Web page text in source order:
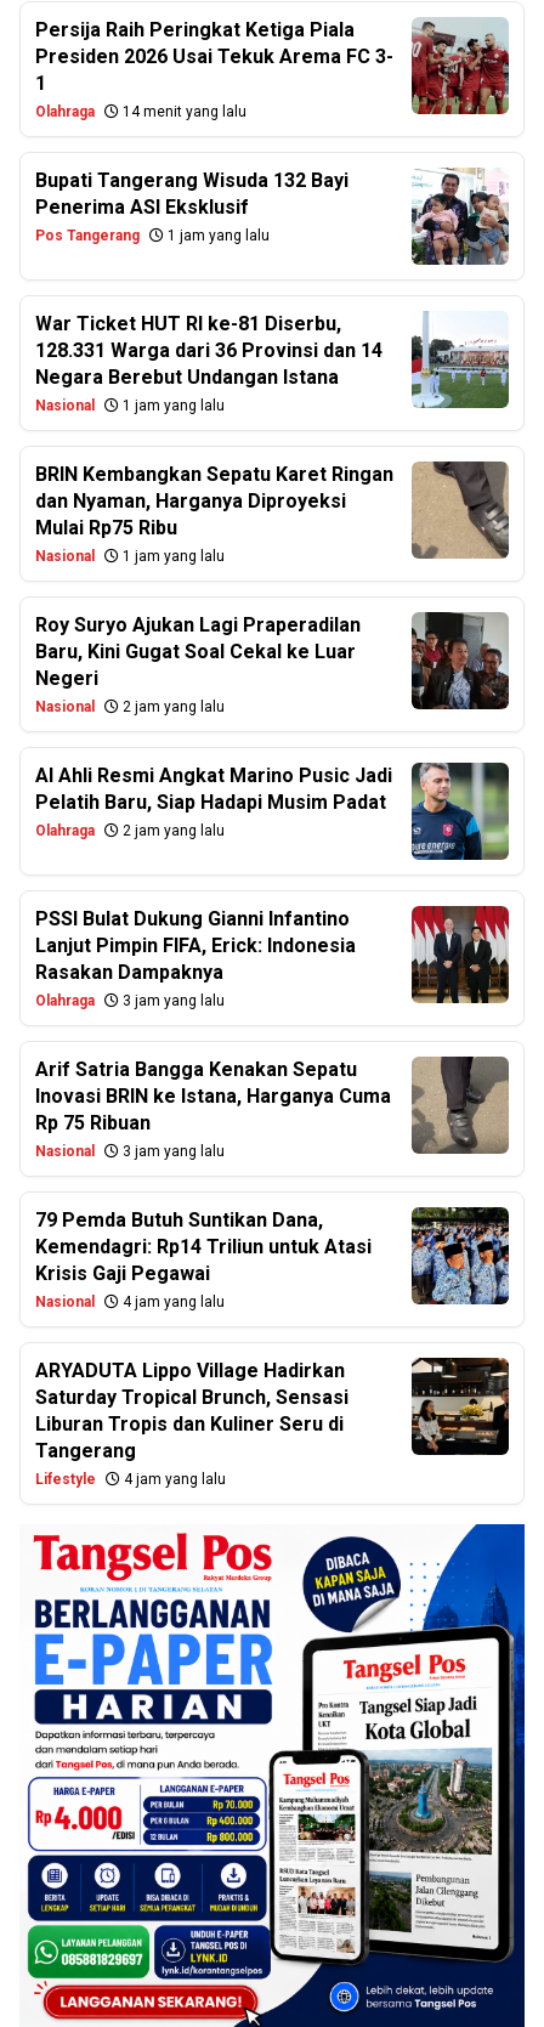
Persija Raih Peringkat Ketiga Piala
Presiden 2026 Usai Tekuk Arema FC 3-
1
Olahraga 14 menit yang lalu
Bupati Tangerang Wisuda 132 Bayi
Penerima ASI Eksklusif
Pos Tangerang 1 jam yang lalu
War Ticket HUT RI ke-81 Diserbu,
128.331 Warga dari 36 Provinsi dan 14
Negara Berebut Undangan Istana
Nasional 1 jam yang lalu
BRIN Kembangkan Sepatu Karet Ringan
dan Nyaman, Harganya Diproyeksi
Mulai Rp75 Ribu
Nasional 1 jam yang lalu
Roy Suryo Ajukan Lagi Praperadilan
Baru, Kini Gugat Soal Cekal ke Luar
Negeri
Nasional 2 jam yang lalu
Al Ahli Resmi Angkat Marino Pusic Jadi
Pelatih Baru, Siap Hadapi Musim Padat
Olahraga 2 jam yang lalu
PSSI Bulat Dukung Gianni Infantino
Lanjut Pimpin FIFA, Erick: Indonesia
Rasakan Dampaknya
Olahraga 3 jam yang lalu
Arif Satria Bangga Kenakan Sepatu
Inovasi BRIN ke Istana, Harganya Cuma
Rp 75 Ribuan
Nasional 3 jam yang lalu
79 Pemda Butuh Suntikan Dana,
Kemendagri: Rp14 Triliun untuk Atasi
Krisis Gaji Pegawai
Nasional 4 jam yang lalu
ARYADUTA Lippo Village Hadirkan
Saturday Tropical Brunch, Sensasi
Liburan Tropis dan Kuliner Seru di
Tangerang
Lifestyle 4 jam yang lalu